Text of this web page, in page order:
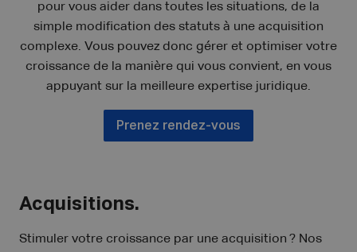
pour vous aider dans toutes les situations, de la
simple modification des statuts à une acquisition
complexe. Vous pouvez donc gérer et optimiser votre
croissance de la manière qui vous convient, en vous
appuyant sur la meilleure expertise juridique.
Prenez rendez-vous
Acquisitions.
Stimuler votre croissance par une acquisition ? Nos